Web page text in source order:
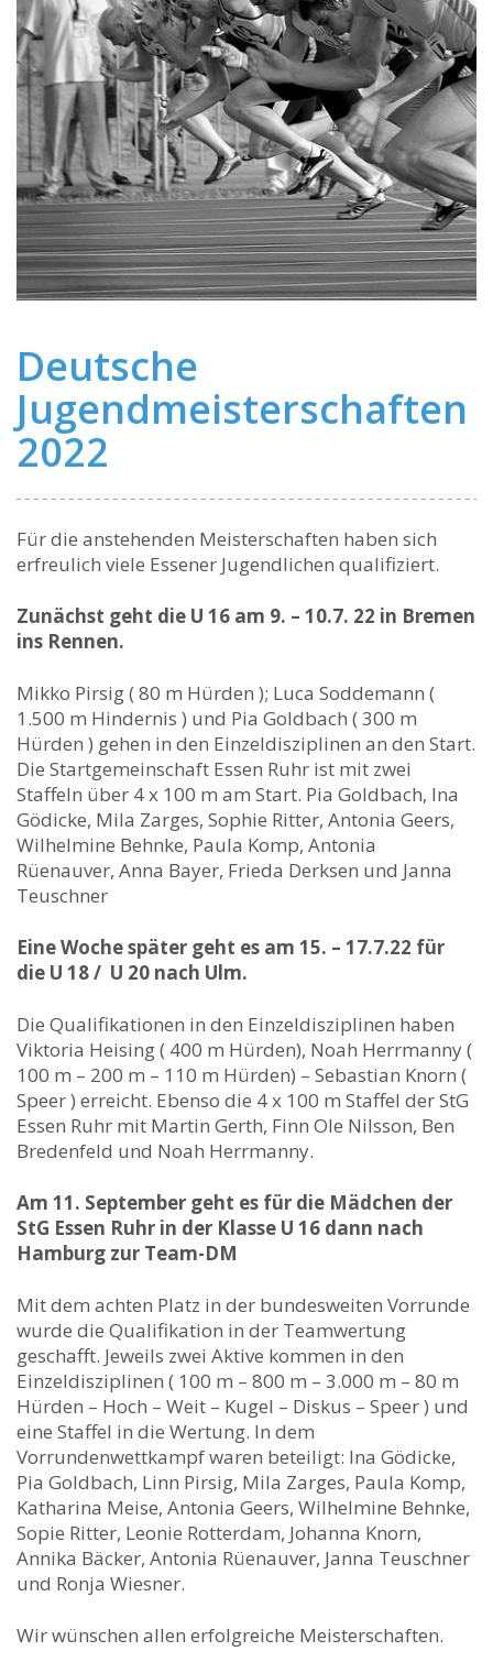
Deutsche
Jugendmeisterschaften
2022
Für die anstehenden Meisterschaften haben sich
erfreulich viele Essener Jugendlichen qualifiziert.
Zunächst geht die U 16 am 9. – 10.7. 22 in Bremen
ins Rennen.
Mikko Pirsig ( 80 m Hürden ); Luca Soddemann (
1.500 m Hindernis ) und Pia Goldbach ( 300 m
Hürden ) gehen in den Einzeldisziplinen an den Start.
Die Startgemeinschaft Essen Ruhr ist mit zwei
Staffeln über 4 x 100 m am Start. Pia Goldbach, Ina
Gödicke, Mila Zarges, Sophie Ritter, Antonia Geers,
Wilhelmine Behnke, Paula Komp, Antonia
Rüenauver, Anna Bayer, Frieda Derksen und Janna
Teuschner
Eine Woche später geht es am 15. – 17.7.22 für
die U 18 / U 20 nach Ulm.
Die Qualifikationen in den Einzeldisziplinen haben
Viktoria Heising ( 400 m Hürden), Noah Herrmanny (
100 m – 200 m – 110 m Hürden) – Sebastian Knorn (
Speer ) erreicht. Ebenso die 4 x 100 m Staffel der StG
Essen Ruhr mit Martin Gerth, Finn Ole Nilsson, Ben
Bredenfeld und Noah Herrmanny.
Am 11. September geht es für die Mädchen der
StG Essen Ruhr in der Klasse U 16 dann nach
Hamburg zur Team-DM
Mit dem achten Platz in der bundesweiten Vorrunde
wurde die Qualifikation in der Teamwertung
geschafft. Jeweils zwei Aktive kommen in den
Einzeldisziplinen ( 100 m – 800 m – 3.000 m – 80 m
Hürden – Hoch – Weit – Kugel – Diskus – Speer ) und
eine Staffel in die Wertung. In dem
Vorrundenwettkampf waren beteiligt: Ina Gödicke,
Pia Goldbach, Linn Pirsig, Mila Zarges, Paula Komp,
Katharina Meise, Antonia Geers, Wilhelmine Behnke,
Sopie Ritter, Leonie Rotterdam, Johanna Knorn,
Annika Bäcker, Antonia Rüenauver, Janna Teuschner
und Ronja Wiesner.
Wir wünschen allen erfolgreiche Meisterschaften.